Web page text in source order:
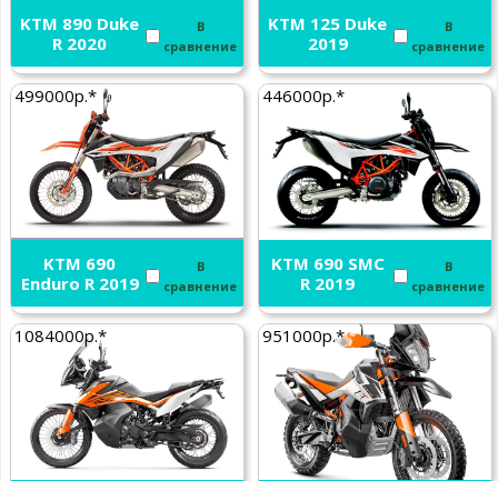
KTM 890 Duke
R 2020
В
сравнение
KTM 125 Duke
2019
В
сравнение
499000р.*
KTM 690
Enduro R 2019
В
сравнение
446000р.*
KTM 690 SMC
R 2019
В
сравнение
1084000р.* 951000р.*